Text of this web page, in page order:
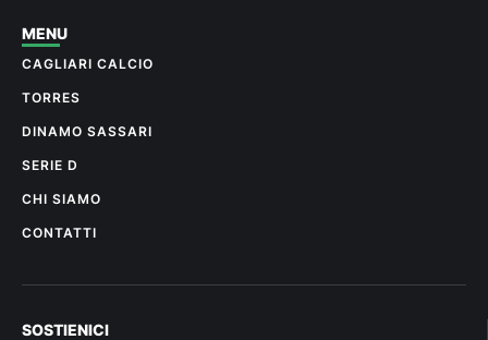
MENU
CAGLIARI CALCIO
TORRES
DINAMO SASSARI
SERIE D
CHI SIAMO
CONTATTI
SOSTIENICI